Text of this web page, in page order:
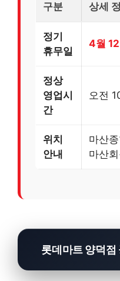
구분 상세
정기
휴무일
4월
정상
영업시
간
오전
위치
안내
마산
마산
롯데마트 양덕점